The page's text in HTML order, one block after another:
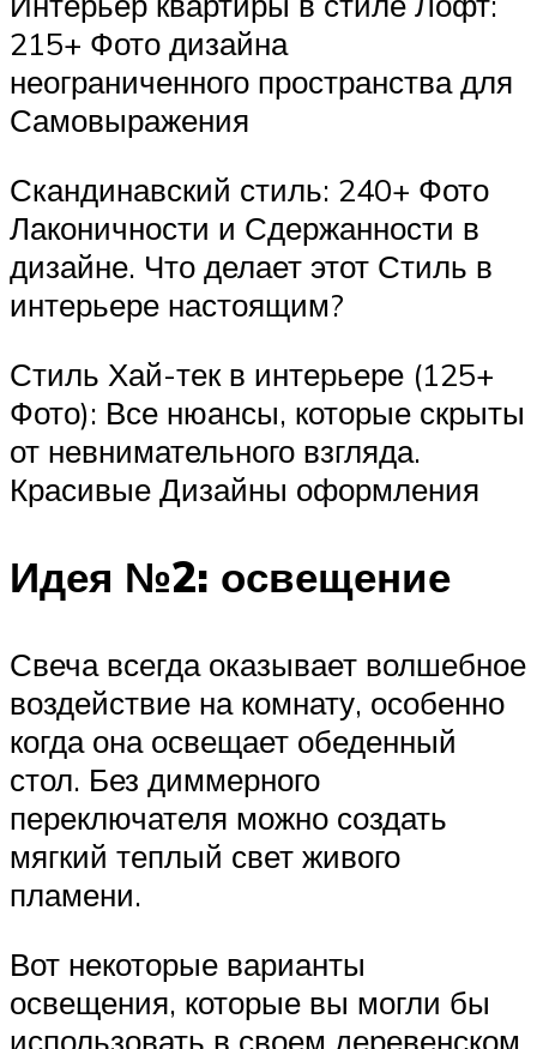
215+ Фото дизайна
неограниченного пространства для
Самовыражения
Скандинавский стиль: 240+ Фото
Лаконичности и Сдержанности в
дизайне. Что делает этот Стиль в
интерьере настоящим?
Стиль Хай-тек в интерьере (125+
Фото): Все нюансы, которые скрыты
от невнимательного взгляда.
Красивые Дизайны оформления
Идея №2: освещение
Свеча всегда оказывает волшебное
воздействие на комнату, особенно
когда она освещает обеденный
стол. Без диммерного
переключателя можно создать
мягкий теплый свет живого
пламени.
Вот некоторые варианты
освещения, которые вы могли бы
использовать в своем деревенском